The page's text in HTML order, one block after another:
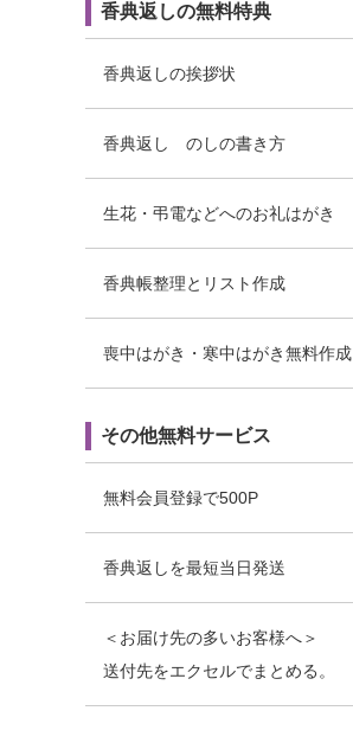
香典返しの無料特典
香典返しの挨拶状
香典返し のしの書き方
生花・弔電などへのお礼はがき
香典帳整理とリスト作成
喪中はがき・寒中はがき無料作成
その他無料サービス
無料会員登録で500P
香典返しを最短当日発送
＜お届け先の多いお客様へ＞
送付先をエクセルでまとめる。